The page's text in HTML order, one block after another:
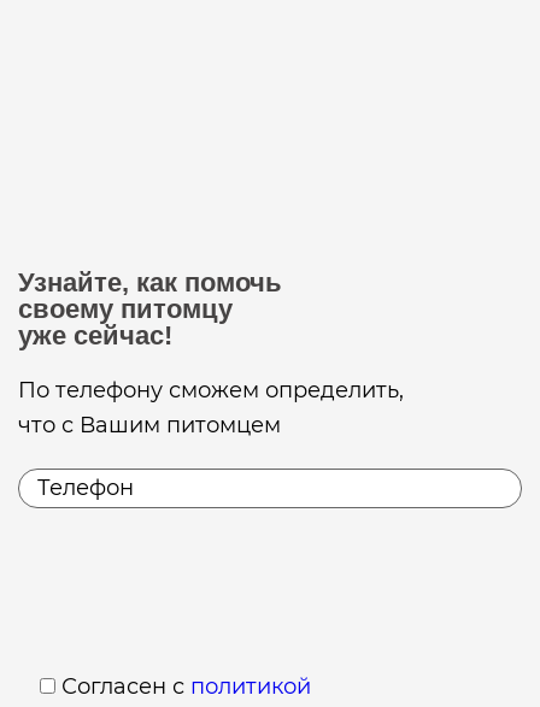
Узнайте, как помочь
своему питомцу
уже сейчас!
По телефону сможем определить,
что с Вашим питомцем
Согласен с политикой